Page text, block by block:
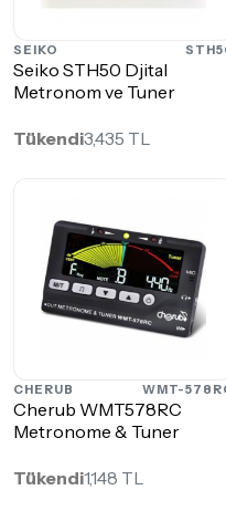
SEIKO
Seiko STH50 Djital
Metronom ve Tuner
Tükendi3,435 TL
CHERUB WMT-
Cherub WMT578RC
Metronome & Tuner
Tükendi1,148 TL